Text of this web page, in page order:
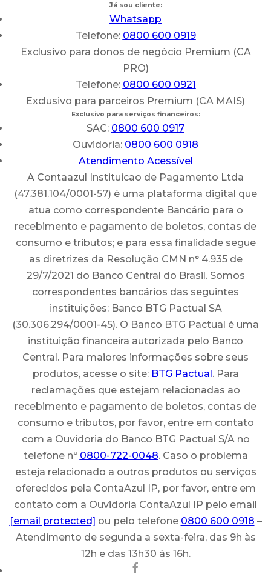
Já sou cliente:
Whatsapp
Telefone: 0800 600 0919
Exclusivo para donos de negócio Premium (CA
PRO)
Telefone: 0800 600 0921
Exclusivo para parceiros Premium (CA MAIS)
Exclusivo para serviços financeiros:
SAC: 0800 600 0917
Ouvidoria: 0800 600 0918
Atendimento Acessível
A Contaazul Instituicao de Pagamento Ltda
(47.381.104/0001-57) é uma plataforma digital que
atua como correspondente Bancário para o
recebimento e pagamento de boletos, contas de
consumo e tributos; e para essa finalidade segue
as diretrizes da Resolução CMN n° 4.935 de
29/7/2021 do Banco Central do Brasil. Somos
correspondentes bancários das seguintes
instituições: Banco BTG Pactual SA
(30.306.294/0001-45). O Banco BTG Pactual é uma
instituição financeira autorizada pelo Banco
Central. Para maiores informações sobre seus
produtos, acesse o site: BTG Pactual. Para
reclamações que estejam relacionadas ao
recebimento e pagamento de boletos, contas de
consumo e tributos, por favor, entre em contato
com a Ouvidoria do Banco BTG Pactual S/A no
telefone nº 0800-722-0048. Caso o problema
esteja relacionado a outros produtos ou serviços
oferecidos pela ContaAzul IP, por favor, entre em
contato com a Ouvidoria ContaAzul IP pelo email
[email protected] ou pelo telefone 0800 600 0918 –
Atendimento de segunda a sexta-feira, das 9h às
12h e das 13h30 às 16h.